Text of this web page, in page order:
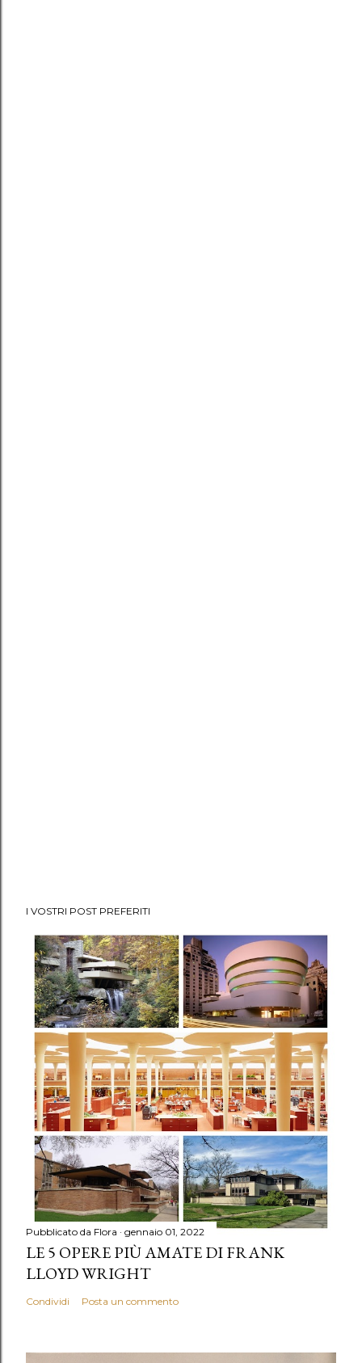
I VOSTRI POST PREFERITI
Pubblicato da Flora gennaio 01, 2022
LE 5 OPERE PIÙ AMATE DI FRANK
LLOYD WRIGHT
Condividi Posta un commento